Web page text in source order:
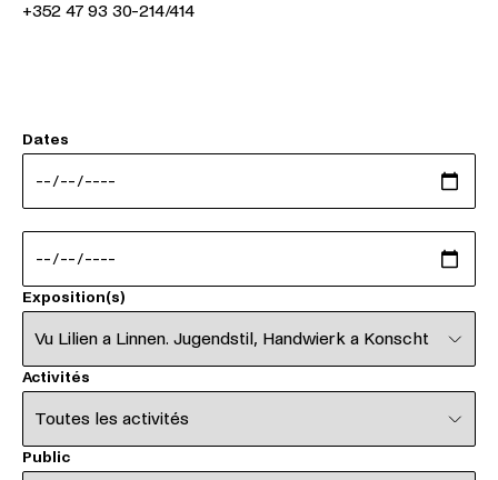
+352 47 93 30-214/414
Dates
Expositions
Exposition(s)
Activités
Activités
Public
Public